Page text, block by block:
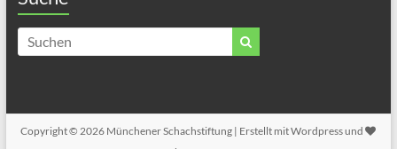
Copyright © 2026 Münchener Schachstiftung | Erstellt mit Wordpress und